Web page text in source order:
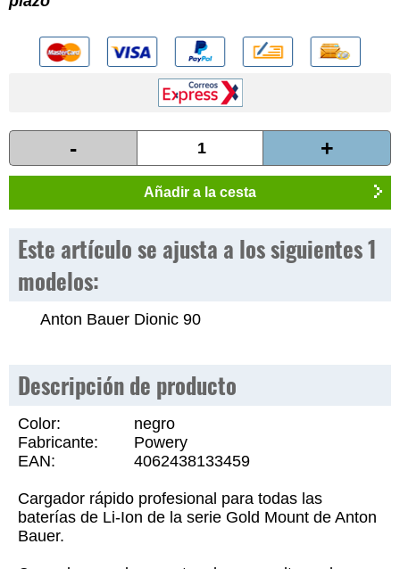
- +
Añadir a la cesta
Este artículo se ajusta a los siguientes 1
modelos:
Anton Bauer Dionic 90
Descripción de producto
Color:
negro
Fabricante:
Powery
EAN:
4062438133459
Cargador rápido profesional para todas las
baterías de Li-Ion de la serie Gold Mount de Anton
Bauer.